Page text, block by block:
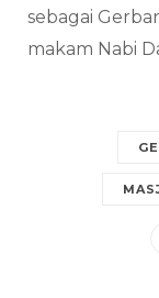
sebagai
makam Nabi